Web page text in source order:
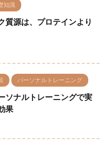
知識
質源は、プロテインより
パーソナルトレーニング
ソナルトレーニングで実
果